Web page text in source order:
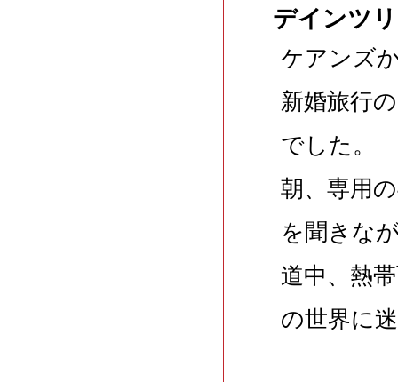
デインツ
ケアンズ
新婚旅行
でした。
朝、専用
を聞きな
道中、熱
の世界に